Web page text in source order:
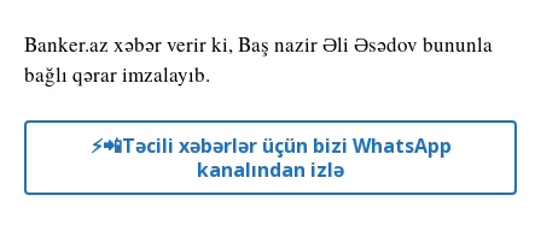
Banker.az xəbər verir ki, Baş nazir Əli Əsədov bununla
bağlı qərar imzalayıb.
⚡️📲Təcili xəbərlər üçün bizi WhatsApp
kanalından izlə